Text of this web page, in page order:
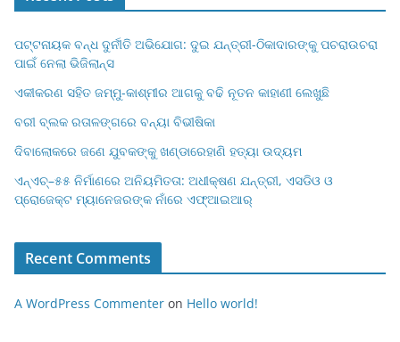
ପଟ୍ଟନାୟକ ବନ୍ଧ ଦୁର୍ନୀତି ଅଭିଯୋଗ: ଦୁଇ ଯନ୍ତ୍ରୀ-ଠିକାଦାରଙ୍କୁ ପଚରାଉଚରା
ପାଇଁ ନେଲା ଭିଜିଲାନ୍ସ
ଏକୀକରଣ ସହିତ ଜମ୍ମୁ-କାଶ୍ମୀର ଆଗକୁ ବଢି ନୂତନ କାହାଣୀ ଲେଖୁଛି
ବରୀ ବ୍ଲକ ରତାଳଙ୍ଗରେ ବନ୍ୟା ବିଭୀଷିକା
ଦିବାଲୋକରେ ଜଣେ ଯୁବକଙ୍କୁ ଖଣ୍ଡାରେହାଣି ହତ୍ୟା ଉଦ୍ୟମ
ଏନ୍‌ଏଚ୍–୫୫ ନିର୍ମାଣରେ ଅନିୟମିତତା: ଅଧୀକ୍ଷଣ ଯନ୍ତ୍ରୀ, ଏସଡିଓ ଓ
ପ୍ରୋଜେକ୍ଟ ମ୍ୟାନେଜରଙ୍କ ନାଁରେ ଏଫ୍‌ଆଇଆର୍
Recent Comments
A WordPress Commenter on Hello world!